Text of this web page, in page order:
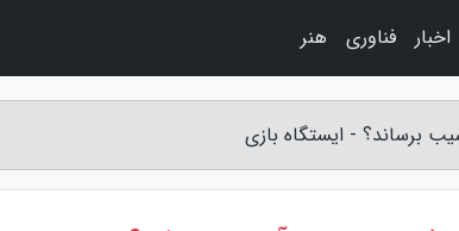
برساند؟ - ایستگاه بازی
اخبار فناوری هنر